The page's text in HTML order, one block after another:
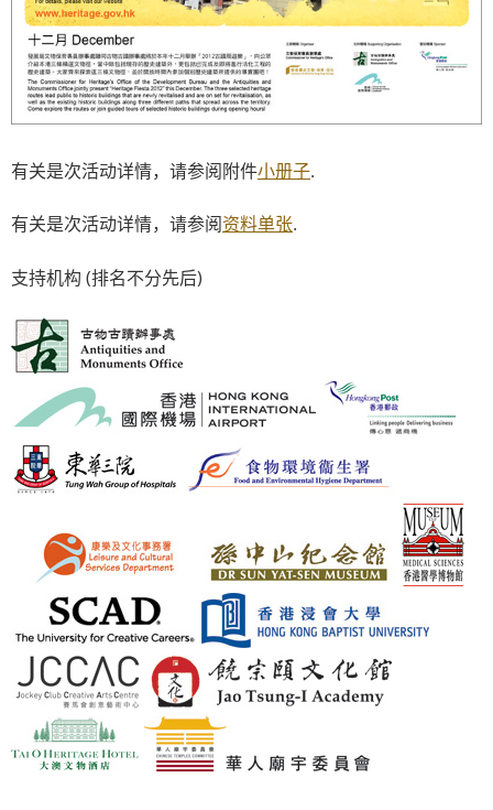
有关是次活动详情，请参阅附件小册子.
有关是次活动详情，请参阅资料单张.
支持机构 (排名不分先后)